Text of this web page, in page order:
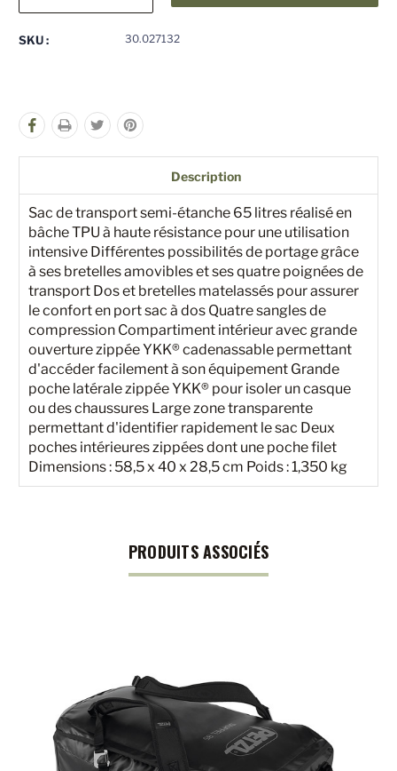
SKU : 30.027132
Description
Sac de transport semi-étanche 65 litres réalisé en
bâche TPU à haute résistance pour une utilisation
intensive Différentes possibilités de portage grâce
à ses bretelles amovibles et ses quatre poignées de
transport Dos et bretelles matelassés pour assurer
le confort en port sac à dos Quatre sangles de
compression Compartiment intérieur avec grande
ouverture zippée YKK® cadenassable permettant
d'accéder facilement à son équipement Grande
poche latérale zippée YKK® pour isoler un casque
ou des chaussures Large zone transparente
permettant d'identifier rapidement le sac Deux
poches intérieures zippées dont une poche filet
Dimensions : 58,5 x 40 x 28,5 cm Poids : 1,350 kg
PRODUITS ASSOCIÉS